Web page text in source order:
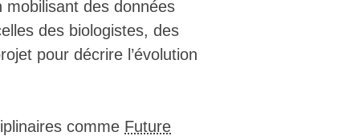
des données
des biologistes, des
pour décrire l’évolution
comme Future